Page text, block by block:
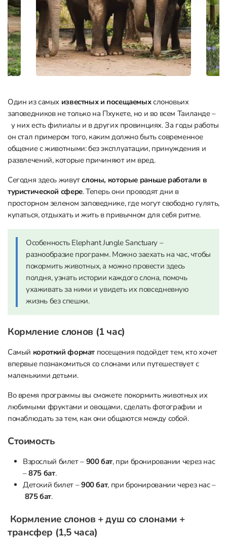
Один из самых известных и посещаемыхслоновьих
заповедников не только на Пхукете, но и во всем Таиланде –
у них есть филиалы и в других провинциях. За годы работы
он стал примером того, каким должно быть современное
общение с животными: без эксплуатации, принуждения и
развлечений, которые причиняют им вред.
Сегодня здесь живутслоны, которые раньше работали в
туристической сфере. Теперь они проводят дни в
просторном зеленом заповеднике, где могут свободно гулять,
купаться, отдыхать и жить в привычном для себя ритме.
Особенность Elephant Jungle Sanctuary –
разнообразие программ. Можно заехать на час, чтобы
покормить животных, а можно провести здесь
полдня, узнать истории каждого слона, помочь
ухаживать за ними и увидеть их повседневную
жизнь без спешки.
Кормление слонов (1 час)
Самый короткий формат посещения подойдет тем, кто хочет
впервые познакомиться со слонами или путешествует с
маленькими детьми.
Во время программы вы сможете покормить животных их
любимыми фруктами и овощами, сделать фотографии и
понаблюдать за тем, как они общаются между собой.
Стоимость
Взрослый билет – 900 бат, при бронировании через нас
–875 бат.
Детский билет –900 бат, при бронировании через нас –
875 бат.
Кормление слонов + душ со слонами +
трансфер (1,5 часа)